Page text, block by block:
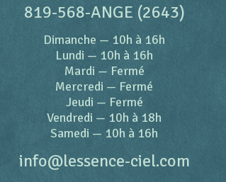
819-568-ANGE (2643)
Dimanche — 10h à 16h
Lundi — 10h à 16h
Mardi — Fermé
Mercredi — Fermé
Jeudi — Fermé
Vendredi — 10h à 18h
Samedi — 10h à 16h
info@lessence-ciel.com